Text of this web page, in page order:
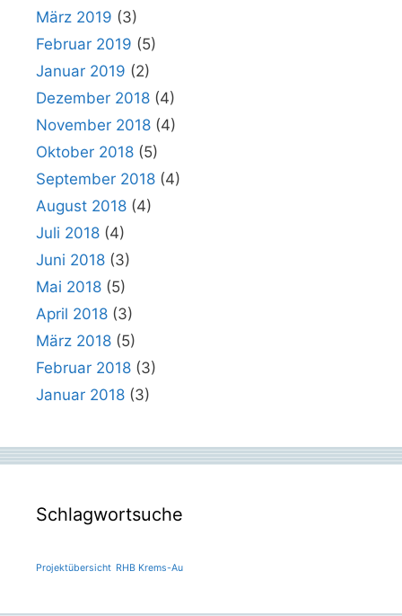
März 2019 (3)
Februar 2019 (5)
Januar 2019 (2)
Dezember 2018 (4)
November 2018 (4)
Oktober 2018 (5)
September 2018 (4)
August 2018 (4)
Juli 2018 (4)
Juni 2018 (3)
Mai 2018 (5)
April 2018 (3)
März 2018 (5)
Februar 2018 (3)
Januar 2018 (3)
Schlagwortsuche
Projektübersicht RHB Krems-Au